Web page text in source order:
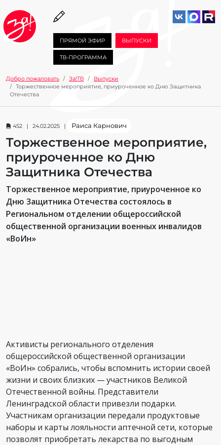
ПРЯМОЙ ЭФИР ВЫПУСКИ
ТВ-ПРОГРАММА
Добро пожаловать За!ТВ
Выпуски
Торжественное мероприятие, приуроченное ко Дню Защитника
Отечества
452 | 24.02.2025 | Раиса Карнович
Торжественное мероприятие,
приуроченное ко Дню
Защитника Отечества
Торжественное мероприятие, приуроченное ко
Дню Защитника Отечества состоялось в
Региональном отделении общероссийской
общественной организации военных инвалидов
«ВоИн»
Активисты регионального отделения
общероссийской общественной организации
«ВоИн» собрались, чтобы вспомнить истории своей
жизни и своих близких — участников Великой
Отечественной войны. Представители
Ленинградской области привезли подарки.
Участникам организации передали продуктовые
наборы и карты лояльности аптечной сети, которые
позволят приобретать лекарства по выгодным